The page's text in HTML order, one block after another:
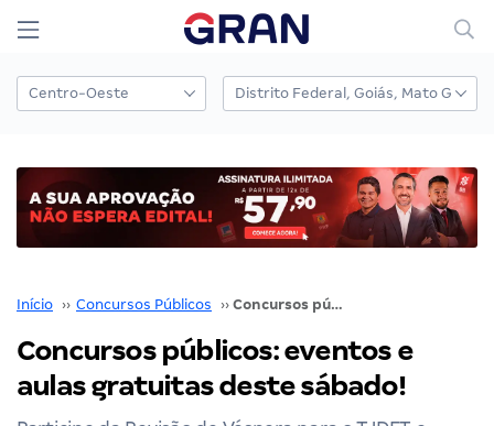
Início ›› Concursos Públicos ›› Concursos públicos: eventos e aulas gratuitas deste sábado!
Concursos públicos: eventos e
aulas gratuitas deste sábado!